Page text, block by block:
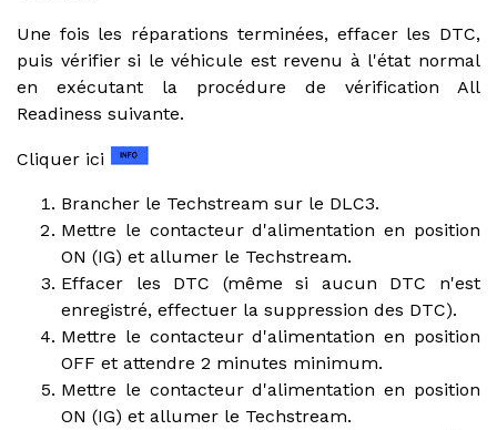
Une fois les réparations terminées, effacer les DTC,
puis vérifier si le véhicule est revenu à l'état normal
en exécutant la procédure de vérification All
Readiness suivante.
Cliquer ici
Brancher le Techstream sur le DLC3.
Mettre le contacteur d'alimentation en position
ON (IG) et allumer le Techstream.
Effacer les DTC (même si aucun DTC n'est
enregistré, effectuer la suppression des DTC).
Mettre le contacteur d'alimentation en position
OFF et attendre 2 minutes minimum.
Mettre le contacteur d'alimentation en position
ON (IG) et allumer le Techstream.